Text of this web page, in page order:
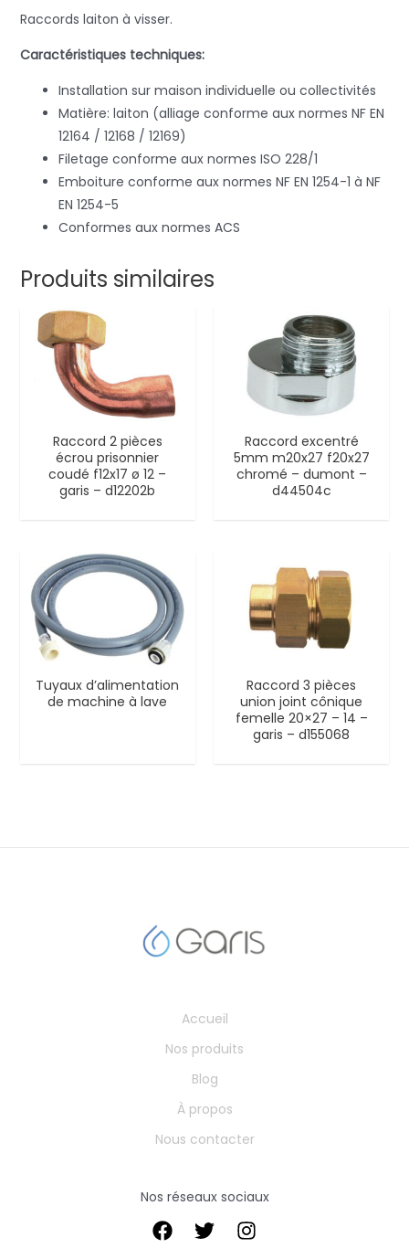
Raccords laiton à visser.
Caractéristiques techniques:
Installation sur maison individuelle ou collectivités
Matière: laiton (alliage conforme aux normes NF EN
12164 / 12168 / 12169)
Filetage conforme aux normes ISO 228/1
Emboiture conforme aux normes NF EN 1254-1 à NF
EN 1254-5
Conformes aux normes ACS
Produits similaires
Raccord 2 pièces
écrou prisonnier
coudé f12x17 ø 12 –
garis – d12202b
Raccord excentré
5mm m20x27 f20x27
chromé – dumont –
d44504c
Tuyaux d’alimentation
de machine à lave
Raccord 3 pièces
union joint cônique
femelle 20×27 – 14 –
garis – d155068
Accueil
Nos produits
Blog
À propos
Nous contacter
Nos réseaux sociaux